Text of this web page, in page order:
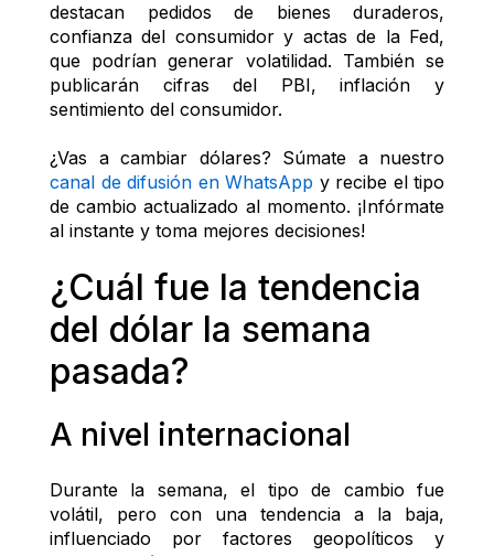
destacan pedidos de bienes duraderos,
confianza del consumidor y actas de la Fed,
que podrían generar volatilidad. También se
publicarán cifras del PBI, inflación y
sentimiento del consumidor.
canal de difusión en WhatsApp y recibe el tipo
de cambio actualizado al momento. ¡Infórmate
al instante y toma mejores decisiones!
¿Cuál fue la tendencia
del dólar la semana
pasada?
A nivel internacional
Durante la semana, el tipo de cambio fue
volátil, pero con una tendencia a la baja,
influenciado por factores geopolíticos y